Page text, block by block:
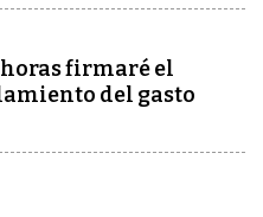
firmaré el
del gasto